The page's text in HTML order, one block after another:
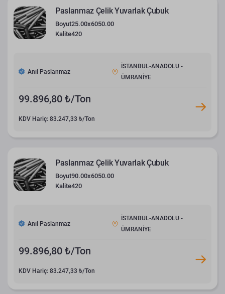
Paslanmaz Çelik Yuvarlak Çubuk
Boyut25.00x6050.00
Kalite420
Anıl Paslanmaz
İSTANBUL-ANADOLU -
ÜMRANİYE
99.896,80 ₺/Ton
KDV Hariç: 83.247,33 ₺/Ton
Paslanmaz Çelik Yuvarlak Çubuk
Boyut90.00x6050.00
Kalite420
Anıl Paslanmaz
İSTANBUL-ANADOLU -
ÜMRANİYE
99.896,80 ₺/Ton
KDV Hariç: 83.247,33 ₺/Ton